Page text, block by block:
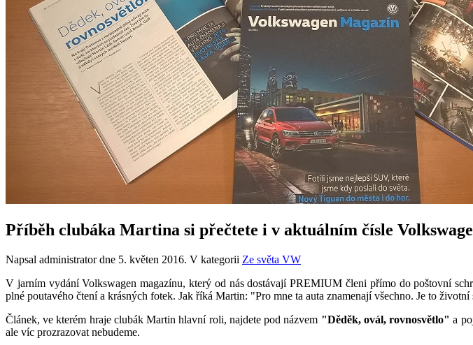
Příběh clubáka Martina si přečtete i v aktuálním čísle
Napsal administrator dne 5. květen 2016. V kategorii Ze světa VW
V jarním vydání Volkswagen magazínu, který od nás dostávají PREMIUM členi přímo do poštovní
plné poutavého čtení a krásných fotek. Jak říká Martin: "Pro mne ta auta znamenají všechno. Je to
Článek, ve kterém hraje clubák Martin hlavní roli, najdete pod názvem "Děděk, ovál, rovnosvětlo" a
ale víc prozrazovat nebudeme.